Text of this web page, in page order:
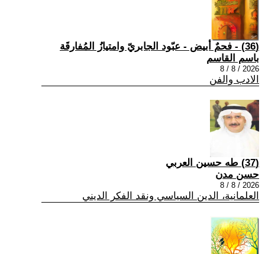
(36) - فحمٌ أبيض - عبّود الجابريّ وامتيازُ المُفارقَة
باسم القاسم
2026 / 8 / 8
الادب والفن
(37) طه حسين العربي
حسن مدن
2026 / 8 / 8
العلمانية، الدين السياسي ونقد الفكر الديني